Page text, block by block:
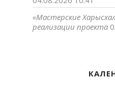
«Мастерские
реализации проекта